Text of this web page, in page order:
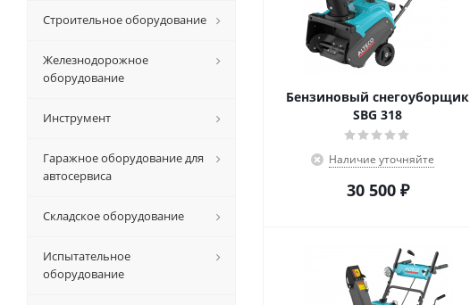
Бензиновый снегоуборщик
SBG 318
Наличие уточняйте
30 500₽
Строительное оборудование
Железнодорожное
оборудование
Инструмент
Гаражное оборудование для
автосервиса
Складское оборудование
Испытательное
оборудование